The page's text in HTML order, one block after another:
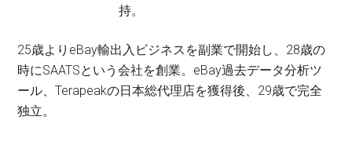
持。
25歳よりeBay輸出入ビジネスを副業で開始し、28歳の
時にSAATSという会社を創業。eBay過去データ分析ツ
ール、Terapeakの日本総代理店を獲得後、29歳で完全
独立。